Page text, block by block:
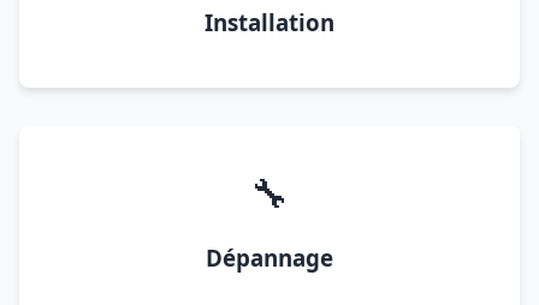
Installation
🔧
Dépannage